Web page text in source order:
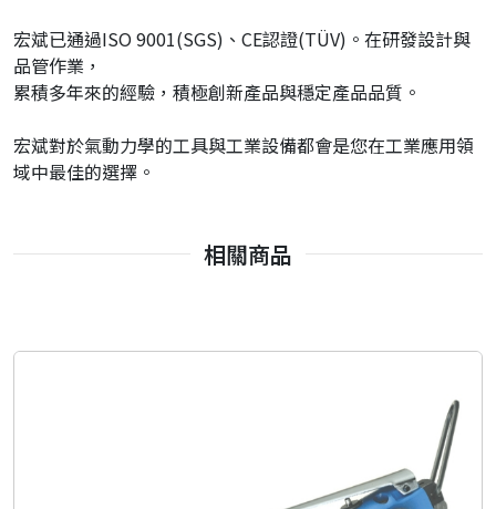
宏斌已通過ISO 9001(SGS)、CE認證(TÜV)。在研發設計與
品管作業，
累積多年來的經驗，積極創新產品與穩定產品品質。
宏斌對於氣動力學的工具與工業設備都會是您在工業應用領
域中最佳的選擇。
相關商品